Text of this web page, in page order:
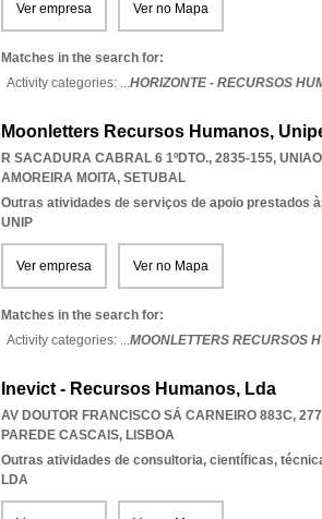
Ver empresa Ver no Mapa
Matches in the search for:
Activity categories: ...HORIZONTE - RECURSOS
Moonletters Recursos Humanos,
R SACADURA CABRAL 6 1ºDTO., 2835-155,
AMOREIRA MOITA, SETUBAL
Outras atividades de serviços de apoio prestados
UNIP
Ver empresa Ver no Mapa
Matches in the search for:
Activity categories: ...MOONLETTERS RECURSOS
Inevict - Recursos Humanos, Lda
AV DOUTOR FRANCISCO SÁ CARNEIRO 883C,
PAREDE CASCAIS, LISBOA
Outras atividades de consultoria, científicas,
LDA